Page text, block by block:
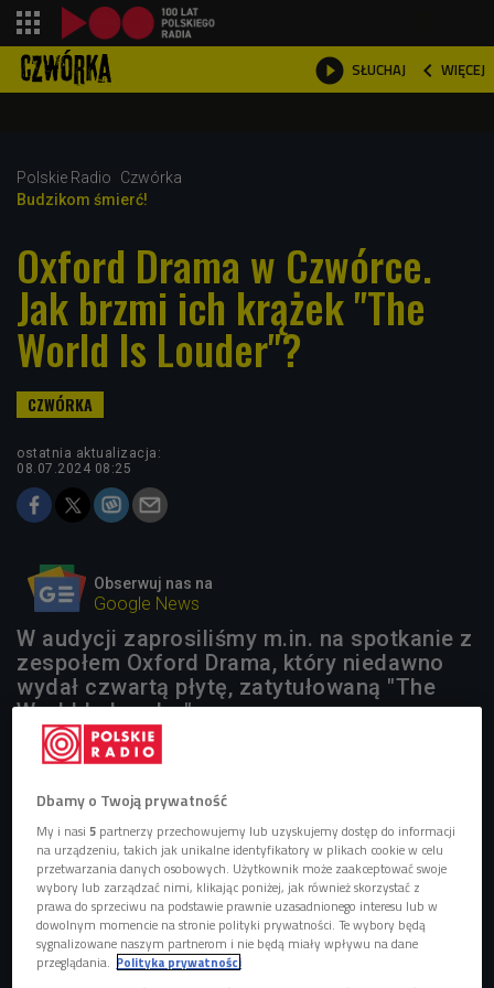
 SŁUCHAJ  WIĘCEJ

Polskie Radio
Czwórka
Budzikom śmierć!
Oxford Drama w Czwórce.
Jak brzmi ich krążek "The
World Is Louder"?
ostatnia aktualizacja:
08.07.2024 08:25
Obserwuj nas na
Google News
W audycji zaprosiliśmy m.in. na spotkanie z
zespołem Oxford Drama, który niedawno
wydał czwartą płytę, zatytułowaną "The
World Is Louder".
Dbamy o Twoją prywatność
My i nasi5 partnerzy przechowujemy lub uzyskujemy dostęp do informacji
na urządzeniu, takich jak unikalne identyfikatory w plikach cookie w celu
przetwarzania danych osobowych. Użytkownik może zaakceptować swoje
wybory lub zarządzać nimi, klikając poniżej, jak również skorzystać z
prawa do sprzeciwu na podstawie prawnie uzasadnionego interesu lub w
dowolnym momencie na stronie polityki prywatności. Te wybory będą
sygnalizowane naszym partnerom i nie będą miały wpływu na dane
przeglądania. Polityka prywatności